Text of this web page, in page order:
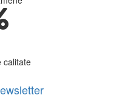
calitate